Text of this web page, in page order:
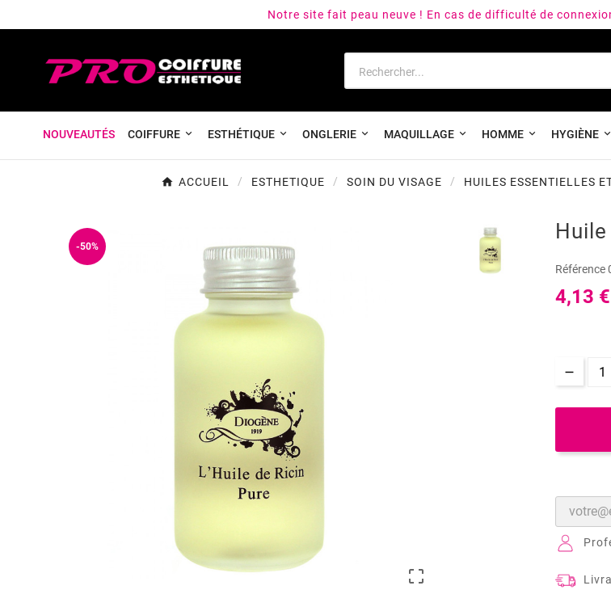
Notre site fait peau neuve ! En cas de difficulté de
NOUVEAUTÉS COIFFURE ESTHÉTIQUE ONGLERIE MAQUILLAGE HOMME HYGIÈNE
ACCUEIL ESTHETIQUE SOIN DU VISAGE HUILES ESSENTIELLES
-50%

Référence
4,13 €